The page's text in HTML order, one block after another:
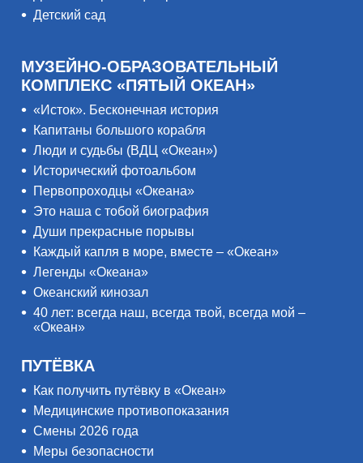
Детский сад
МУЗЕЙНО-ОБРАЗОВАТЕЛЬНЫЙ
КОМПЛЕКС «ПЯТЫЙ ОКЕАН»
«Исток». Бесконечная история
Капитаны большого корабля
Люди и судьбы (ВДЦ «Океан»)
Исторический фотоальбом
Первопроходцы «Океана»
Это наша с тобой биография
Души прекрасные порывы
Каждый капля в море, вместе – «Океан»
Легенды «Океана»
Океанский кинозал
40 лет: всегда наш, всегда твой, всегда мой –
«Океан»
ПУТЁВКА
Как получить путёвку в «Океан»
Медицинские противопоказания
Смены 2026 года
Меры безопасности